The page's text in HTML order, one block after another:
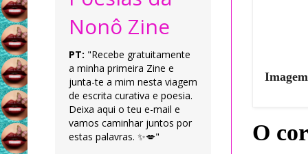
O
Nonô Zine
PT: "Recebe gratuitamente
a minha primeira Zine e
junta-te a mim nesta viagem
de escrita curativa e poesia.
Deixa aqui o teu e-mail e
vamos caminhar juntos por
estas palavras. ✨💋"